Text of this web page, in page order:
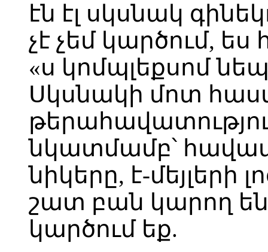
էն էլ սկսնակ
չէ չեմ կարծում, ես
«ս կոմպլեքսոմ
Սկսնակի մոտ
նկատմամբ՝
նիկերը, է-մեյլերի
շատ բան կարող են
կարծում եք.